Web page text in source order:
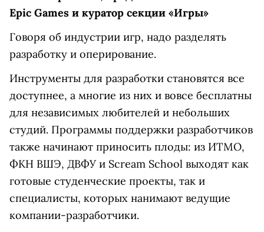
Epic Games и куратор секции «Игры»
Говоря об индустрии игр, надо разделять
разработку и оперирование.
Инструменты для разработки становятся все
доступнее, а многие из них и вовсе бесплатны
для независимых любителей и небольших
студий. Программы поддержки разработчиков
также начинают приносить плоды: из ИТМО,
ФКН ВШЭ, ДВФУ и Scream School выходят как
готовые студенческие проекты, так и
специалисты, которых нанимают ведущие
компании-разработчики.